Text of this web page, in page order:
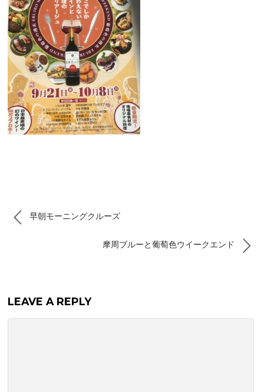
早朝モーニングクルーズ
摩周ブルーと葡萄色ウイークエンド
LEAVE A REPLY